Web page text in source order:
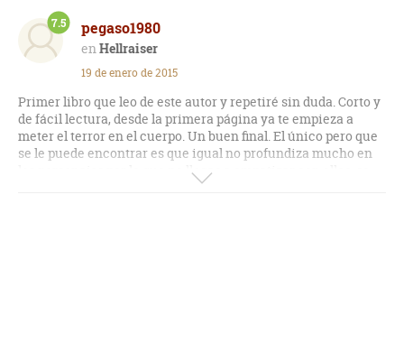
muy detallada de sus aspectos, pero si vieron la película se
pueden hacer una idea de estas.
Es increíble cómo un relato corto, sirvió para crear una
especie de universo en películas y cómics.
Primer relato que leo del autor y no decepciona, iré a por
más.
pegaso1980
Hellraiser
7.5
19 de enero de 2015
Primer libro que leo de este autor y repetiré sin duda. Corto y
de fácil lectura, desde la primera página ya te empieza a
meter el terror en el cuerpo. Un buen final. El único pero que
se le puede encontrar es que igual no profundiza mucho en
los personajes por lo que no llegas a empatizar con ellos, se
centra más en la historia y su desenlace. Aún así un